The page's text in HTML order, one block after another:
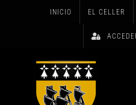
INICIO EL CELLER